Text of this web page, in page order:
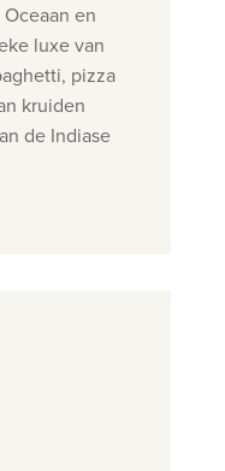
en
luxe van
pizza
kruiden
de Indiase